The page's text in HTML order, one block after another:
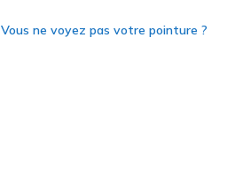
Vous ne voyez pas votre pointure ?